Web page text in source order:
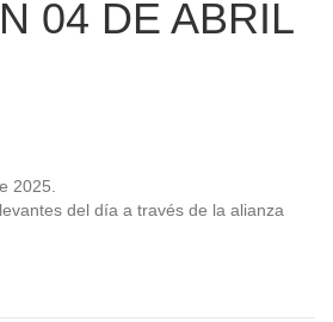
04 DE ABRIL
2025.
del día a través de la alianza